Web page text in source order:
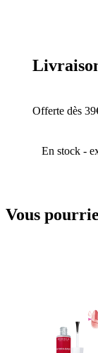
Offerte dès
En stock -
Vous